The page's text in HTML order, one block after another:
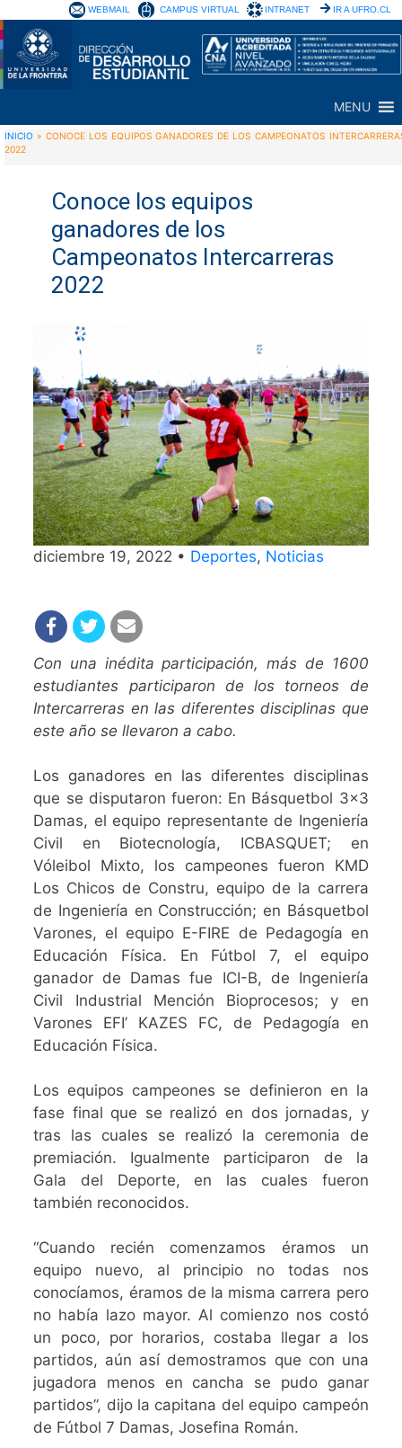
WEBMAIL CAMPUS VIRTUAL INTRANET IR A UFRO.CL
MENU
INICIO » CONOCE LOS EQUIPOS GANADORES DE LOS CAMPEONATOS
2022
Conoce los equipos
ganadores de los
Campeonatos Intercarreras
2022
diciembre 19, 2022 • Deportes, Noticias
Con una inédita participación, más de 1600
estudiantes participaron de los torneos de
Intercarreras en las diferentes disciplinas que
este año se llevaron a cabo.
Los ganadores en las diferentes disciplinas
que se disputaron fueron: En Básquetbol 3×3
Damas, el equipo representante de Ingeniería
Civil en Biotecnología, ICBASQUET; en
Vóleibol Mixto, los campeones fueron KMD
Los Chicos de Constru, equipo de la carrera
de Ingeniería en Construcción; en Básquetbol
Varones, el equipo E-FIRE de Pedagogía en
Educación Física. En Fútbol 7, el equipo
ganador de Damas fue ICI-B, de Ingeniería
Civil Industrial Mención Bioprocesos; y en
Varones EFI’ KAZES FC, de Pedagogía en
Educación Física.
Los equipos campeones se definieron en la
fase final que se realizó en dos jornadas, y
tras las cuales se realizó la ceremonia de
premiación. Igualmente participaron de la
Gala del Deporte, en las cuales fueron
también reconocidos.
“Cuando recién comenzamos éramos un
equipo nuevo, al principio no todas nos
conocíamos, éramos de la misma carrera pero
no había lazo mayor. Al comienzo nos costó
un poco, por horarios, costaba llegar a los
partidos, aún así demostramos que con una
jugadora menos en cancha se pudo ganar
partidos”, dijo la capitana del equipo campeón
de Fútbol 7 Damas, Josefina Román.